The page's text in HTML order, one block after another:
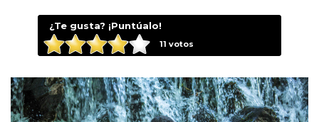
¿Te gusta? ¡Puntúalo!
11 votos